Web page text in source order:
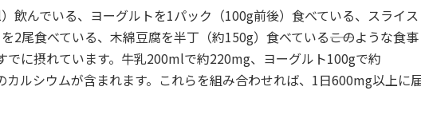
飲んでいる、ヨーグルトを1パック（100g前後）食べている、スライス
2尾食べている、木綿豆腐を半丁（約150g）食べている――このような食事
でに摂れています。牛乳200mlで約220mg、ヨーグルト100gで約
ルシウムが含まれます。これらを組み合わせれば、1日600mg以上に